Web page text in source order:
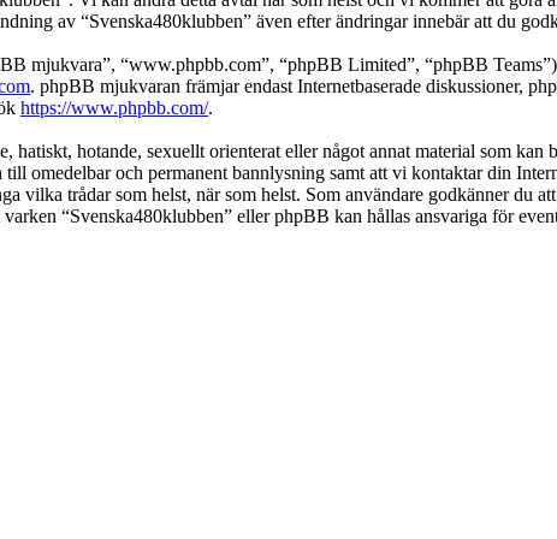
av “Svenska480klubben” även efter ändringar innebär att du
mjukvara”, “www.phpbb.com”, “phpBB Limited”, “phpBB
. phpBB mjukvaran främjar endast Internetbaserade diskussioner,
https://www.phpbb.com/.
hatiskt, hotande, sexuellt orienterat eller något annat material som
omedelbar och permanent bannlysning samt att vi kontaktar din
vilka trådar som helst, när som helst. Som användare godkänner du
“Svenska480klubben” eller phpBB kan hållas ansvariga för